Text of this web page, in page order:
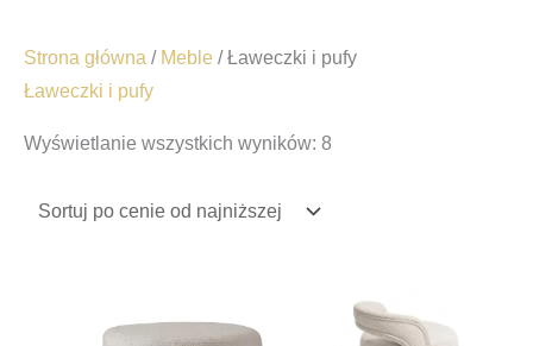
Strona główna / Meble / Ławeczki i pufy
Ławeczki i pufy
Wyświetlanie wszystkich wyników: 8
wysokiej